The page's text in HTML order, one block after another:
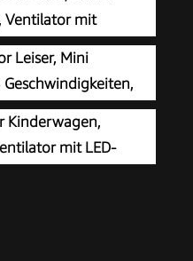
3
Anschluss (Grey, A)
Ventilator mit
Fan,
Leiser, Mini
Leistungsstarker
Fan klein für
Reisen
Kinderwagen,
mit LED-
Tiefschwarz